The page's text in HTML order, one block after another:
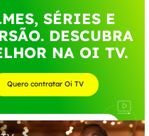
SÉRIES E
DESCUBRA
NA OI TV.
Quero contratar Oi TV